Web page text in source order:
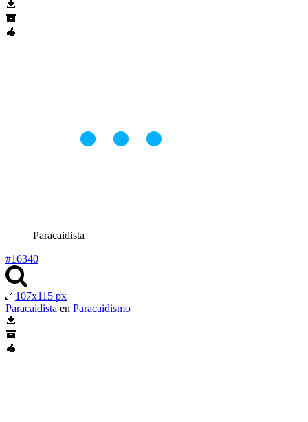
Paracaidista
#16340
107x115 px
Paracaidista en Paracaidismo